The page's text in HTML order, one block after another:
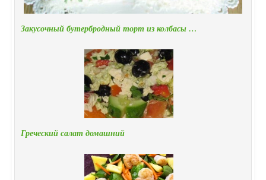
Закусочный бутербродный торт из колбасы …
Греческий салат домашний